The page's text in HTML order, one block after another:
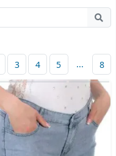
3 4 5 ... 8